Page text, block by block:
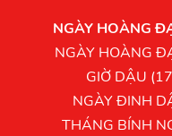
NGÀY HOÀNG
NGÀY HOÀNG
GIỜ DẬU
NGÀY ĐINH
THÁNG BÍNH